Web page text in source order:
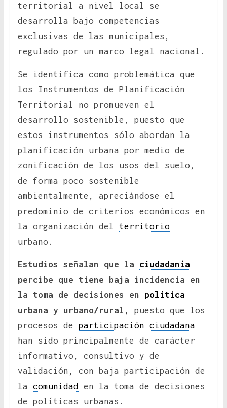
territorial a nivel local se
desarrolla bajo competencias
exclusivas de las municipales,
regulado por un marco legal nacional.
Se identifica como problemática que
los Instrumentos de Planificación
Territorial no promueven el
desarrollo sostenible, puesto que
estos instrumentos sólo abordan la
planificación urbana por medio de
zonificación de los usos del suelo,
de forma poco sostenible
ambientalmente, apreciándose el
predominio de criterios económicos en
la organización del territorio
urbano.
Estudios señalan que la ciudadanía
percibe que tiene baja incidencia en
la toma de decisiones en política
urbana y urbano/rural, puesto que los
procesos de participación ciudadana
han sido principalmente de carácter
informativo, consultivo y de
validación, con baja participación de
la comunidad
en la toma de decisiones
de políticas urbanas.